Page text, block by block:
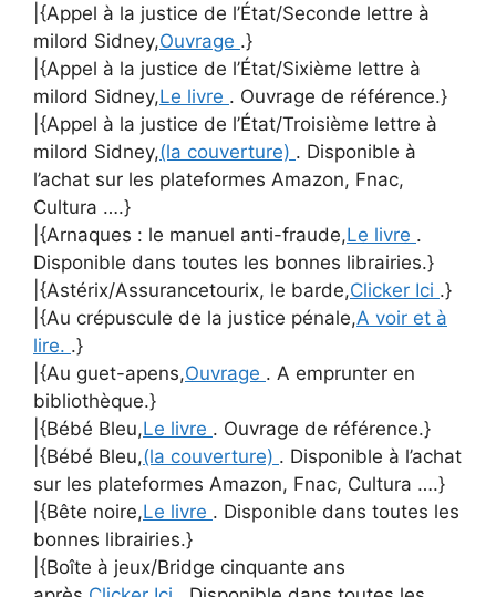
|{Appel à la justice de l’État/Seconde lettre à
milord Sidney,Ouvrage .}
|{Appel à la justice de l’État/Sixième lettre à
milord Sidney,Le livre . Ouvrage de référence.}
|{Appel à la justice de l’État/Troisième lettre à
milord Sidney,(la couverture) . Disponible à
l’achat sur les plateformes Amazon, Fnac,
Cultura ….}
|{Arnaques : le manuel anti-fraude,Le livre .
Disponible dans toutes les bonnes librairies.}
|{Astérix/Assurancetourix, le barde,Clicker Ici .}
|{Au crépuscule de la justice pénale,A voir et à
lire. .}
|{Au guet-apens,Ouvrage . A emprunter en
bibliothèque.}
|{Bébé Bleu,Le livre . Ouvrage de référence.}
|{Bébé Bleu,(la couverture) . Disponible à l’achat
sur les plateformes Amazon, Fnac, Cultura ….}
|{Bête noire,Le livre . Disponible dans toutes les
bonnes librairies.}
|{Boîte à jeux/Bridge cinquante ans